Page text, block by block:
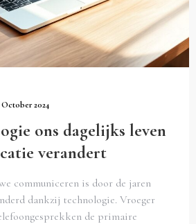
October 2024
ons dagelijks leven
verandert
communiceren is door de jaren
dankzij technologie. Vroeger
de primaire